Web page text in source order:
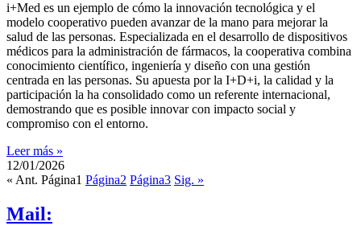
i+Med es un ejemplo de cómo la innovación tecnológica y el
modelo cooperativo pueden avanzar de la mano para mejorar la
salud de las personas. Especializada en el desarrollo de dispositivos
médicos para la administración de fármacos, la cooperativa combina
conocimiento científico, ingeniería y diseño con una gestión
centrada en las personas. Su apuesta por la I+D+i, la calidad y la
participación la ha consolidado como un referente internacional,
demostrando que es posible innovar con impacto social y
compromiso con el entorno.
Leer más »
12/01/2026
« Ant. Página1 Página2 Página3 Sig. »
Mail: